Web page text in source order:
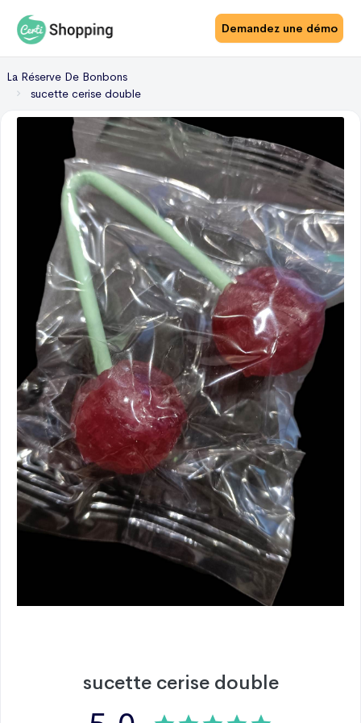
Demandez une démo
La Réserve De Bonbons
sucette cerise double
sucette cerise double